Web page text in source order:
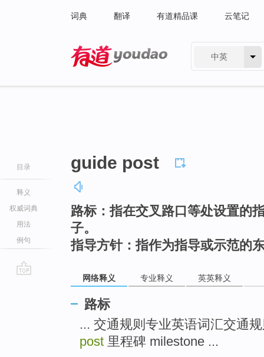
词典 翻译 有道精品课 云笔记
中英
目录
释义
权威词典
用法
例句
guide post
路标：指在交叉路口等处设置的
子。
指导方针：指作为指导或示范的
网络释义 专业释义 英英释义
路标
... 交通规则专业英语词汇交通
post 里程碑 milestone ...